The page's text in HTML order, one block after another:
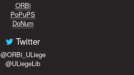
ORBi
PoPuPS
DoNum
Twitter
@ORBi_ULiege
@ULiegeLib